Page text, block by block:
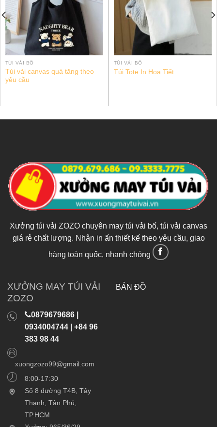
TÚI VẢI BỐ
Túi vải canvas quà tăng theo
yêu cầu
TÚI VẢI BỐ
Túi Tote In Họa Tiết
Xưởng túi vải ZOZO chuyên may túi vải bố, túi vải canvas
giá rẻ chất lượng. Nhận in ấn thiết kế theo yêu cầu, giao
hàng toàn quốc, nhanh chóng
XƯỞNG MAY TÚI VẢI
ZOZO
0879679686 |
0934004744 | +84 96
383 98 44
xuongzozo99@gmail.com
8:00-17:30
Số 8 đường T4B, Tây
Thạnh, Tân Phú,
TP.HCM
BẢN ĐỒ